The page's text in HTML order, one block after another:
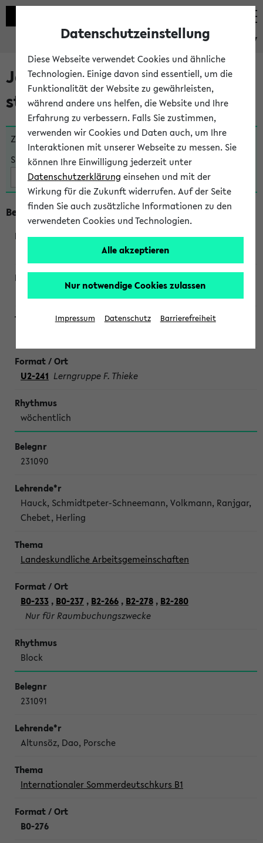
eKVV
Jetzt und in Kürze
stattfindende Veranstaltungen
Zu viele Veranstaltungen?Fakultät wählen
Suche:
Beginn um 8 Uhr
U2-241 Lerngruppe F. Thieke
wöchentlich
231090
Hauck, Schmidtpeter-Schneemann, Volkmann, Ranjgar,
Chebet, Herling
Landeskundliche Arbeitsgemeinschaften
B0-233 , B0-237 , B2-266 , B2-278 , B2-280
Nur für Raumbuchungszwecke
Block
231091
Altunsöz, Dao, Porsche
Internationaler Sommerdeutschkurs B1
B0-276
Datenschutzeinstellung
Diese Webseite verwendet Cookies und ähnliche
Technologien. Einige davon sind essentiell, um die
Funktionalität der Website zu gewährleisten,
während andere uns helfen, die Website und Ihre
Erfahrung zu verbessern. Falls Sie zustimmen,
verwenden wir Cookies und Daten auch, um Ihre
Interaktionen mit unserer Webseite zu messen. Sie
können Ihre Einwilligung jederzeit unter
Datenschutzerklärung einsehen und mit der
Wirkung für die Zukunft widerrufen. Auf der Seite
finden Sie auch zusätzliche Informationen zu den
verwendeten Cookies und Technologien.
Alle akzeptieren
Nur notwendige Cookies zulassen
Impressum Datenschutz Barrierefreiheit